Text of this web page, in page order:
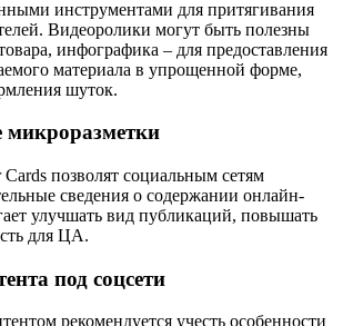
инструментами для притягивания
Видеоролики могут быть полезны
инфографика – для предоставления
материала в упрощенной форме,
шуток.
микроразметки
позволят социальным сетям
сведения о содержании онлайн-
улучшать вид публикаций, повышать
для ЦА.
под соцсети
рекомендуется учесть особенности